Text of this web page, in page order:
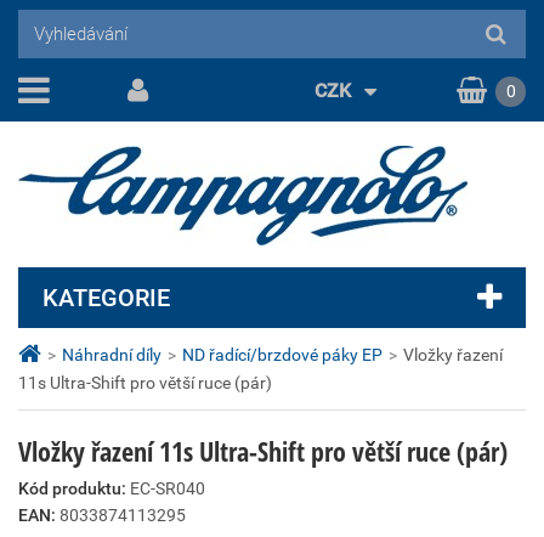
> Náhradní díly > ND řadící/brzdové páky EP > Vložky řazení
11s Ultra-Shift pro větší ruce (pár)
Vložky řazení 11s Ultra-Shift pro větší ruce (pár)
Kód produktu: EC-SR040
EAN: 8033874113295
KATEGORIE
CZK 0